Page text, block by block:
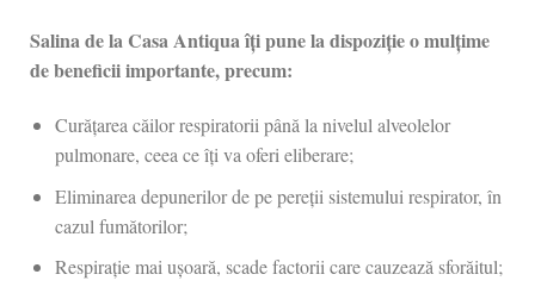
Salina de la Casa Antiqua îți pune la dispoziție o mulțime
de beneficii importante, precum:
Curățarea căilor respiratorii până la nivelul alveolelor
pulmonare, ceea ce îți va oferi eliberare;
Eliminarea depunerilor de pe pereții sistemului respirator, în
cazul fumătorilor;
Respirație mai ușoară, scade factorii care cauzează sforăitul;